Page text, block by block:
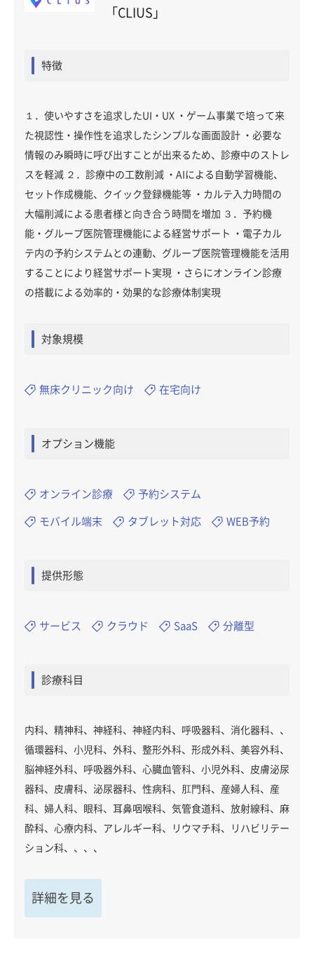
「CLIUS」
特徴
１．使いやすさを追求したUI・UX ・ゲーム事業で培って来
た視認性・操作性を追求したシンプルな画面設計 ・必要な
情報のみ瞬時に呼び出すことが出来るため、診療中のストレ
スを軽減 ２．診療中の工数削減 ・AIによる自動学習機能、
セット作成機能、クイック登録機能等 ・カルテ入力時間の
大幅削減による患者様と向き合う時間を増加 ３．予約機
能・グループ医院管理機能による経営サポート ・電子カル
テ内の予約システムとの連動、グループ医院管理機能を活用
することにより経営サポート実現 ・さらにオンライン診療
の搭載による効率的・効果的な診療体制実現
対象規模
無床クリニック向け 在宅向け
オプション機能
オンライン診療 予約システム
モバイル端末 タブレット対応 WEB予約
提供形態
サービス クラウド SaaS 分離型
診療科目
内科、精神科、神経科、神経内科、呼吸器科、消化器科、、
循環器科、小児科、外科、整形外科、形成外科、美容外科、
脳神経外科、呼吸器外科、心臓血管科、小児外科、皮膚泌尿
器科、皮膚科、泌尿器科、性病科、肛門科、産婦人科、産
科、婦人科、眼科、耳鼻咽喉科、気管食道科、放射線科、麻
酔科、心療内科、アレルギー科、リウマチ科、リハビリテー
ション科、、、、
詳細を見る